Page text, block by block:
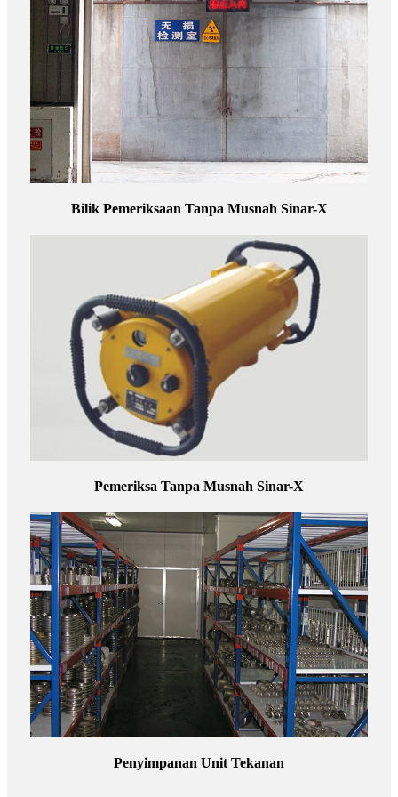
Bilik Pemeriksaan Tanpa Musnah Sinar-X
Pemeriksa Tanpa Musnah Sinar-X
Penyimpanan Unit Tekanan